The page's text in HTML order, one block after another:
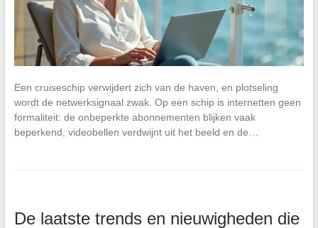
Een cruiseschip verwijdert zich van de haven, en plotseling
wordt de netwerksignaal zwak. Op een schip is internetten geen
formaliteit: de onbeperkte abonnementen blijken vaak
beperkend, videobellen verdwijnt uit het beeld en de…
De laatste trends en nieuwigheden die